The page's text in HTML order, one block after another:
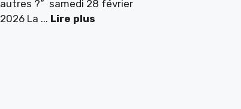
autres ?” samedi 28 février
2026 La ... Lire plus